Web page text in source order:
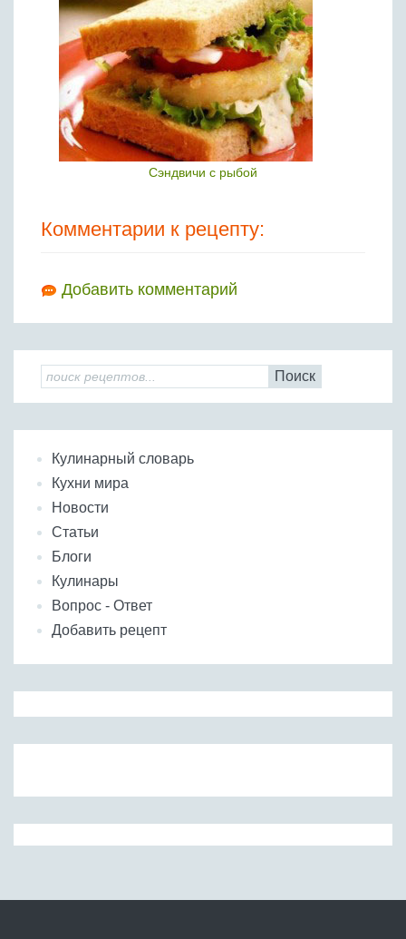
Сэндвичи с рыбой
Комментарии к рецепту:
Добавить комментарий
Поиск
Кулинарный словарь
Кухни мира
Новости
Статьи
Блоги
Кулинары
Вопрос - Ответ
Добавить рецепт